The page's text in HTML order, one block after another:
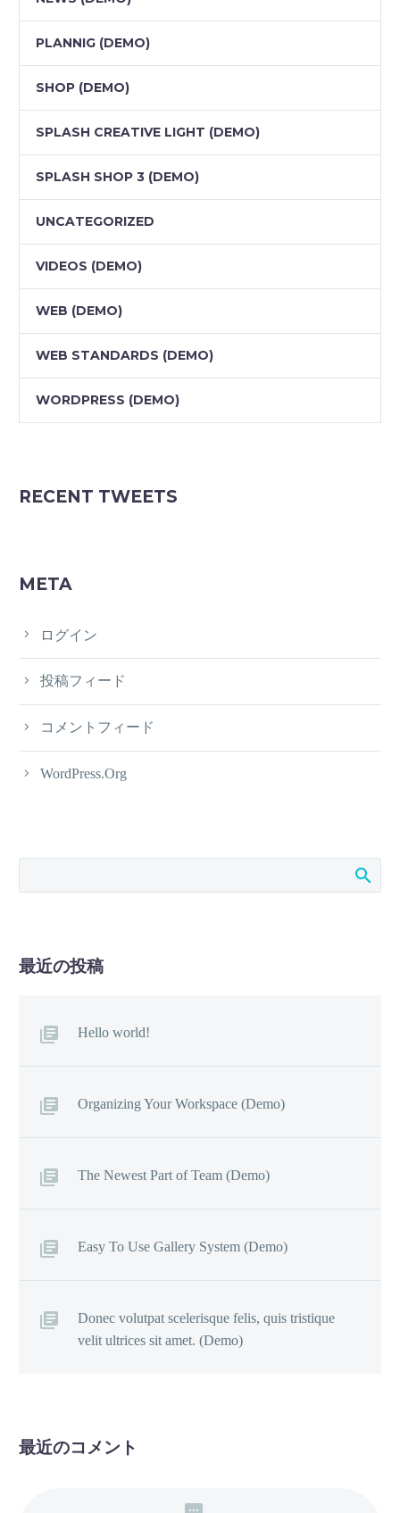
PLANNIG (DEMO)
SHOP (DEMO)
SPLASH CREATIVE LIGHT (DEMO)
SPLASH SHOP 3 (DEMO)
UNCATEGORIZED
VIDEOS (DEMO)
WEB (DEMO)
WEB STANDARDS (DEMO)
WORDPRESS (DEMO)
RECENT TWEETS
META
ログイン
投稿フィード
コメントフィード
WordPress.org
最近の投稿
Hello world!
Organizing Your Workspace (Demo)
The Newest Part of Team (Demo)
Easy To Use Gallery System (Demo)
Donec volutpat scelerisque felis, quis tristique
velit ultrices sit amet. (Demo)
最近のコメント